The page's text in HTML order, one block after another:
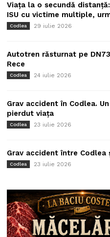
Viața la o secundă
ISU cu victime multiple,
Codlea 29 iulie 2026
Autotren răsturnat pe
Rece
Codlea 24 iulie 2026
Grav accident în Codlea.
pierdut viața
Codlea 23 iulie 2026
Grav accident între Codlea
Codlea 23 iulie 2026